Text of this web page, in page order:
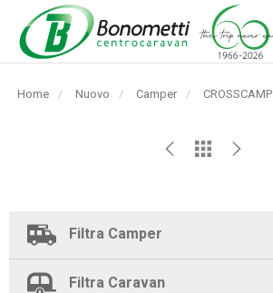
Automarket
Bonometti
Home Nuovo Camper CROSSCAMP
Filtra Camper
Filtra Caravan